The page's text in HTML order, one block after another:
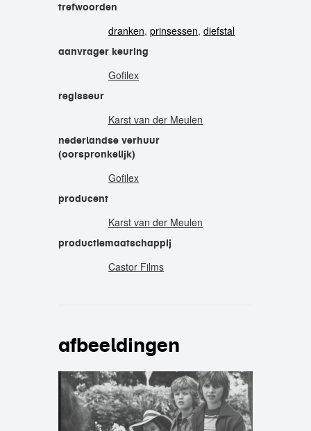
trefwoorden
dranken, prinsessen, diefstal
aanvrager keuring
Gofilex
regisseur
Karst van der Meulen
nederlandse verhuur
(oorspronkelijk)
Gofilex
producent
Karst van der Meulen
productiemaatschappij
Castor Films
afbeeldingen